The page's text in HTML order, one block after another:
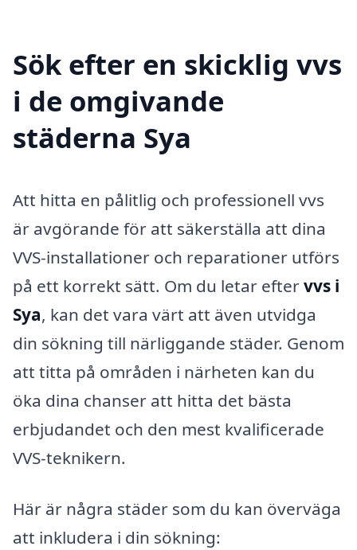
Sök efter en skicklig vvs
i de omgivande
städerna Sya
Att hitta en pålitlig och professionell vvs
är avgörande för att säkerställa att dina
VVS-installationer och reparationer utförs
på ett korrekt sätt. Om du letar eftervvs i
Sya, kan det vara värt att även utvidga
din sökning till närliggande städer. Genom
att titta på områden i närheten kan du
öka dina chanser att hitta det bästa
erbjudandet och den mest kvalificerade
VVS-teknikern.
Här är några städer som du kan överväga
att inkludera i din sökning: